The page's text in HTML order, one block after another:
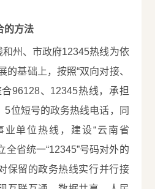
的方法
州、市政府12345热线为依
的基础上，按照“双向对接、
96128、12345热线，承担
5位短号的政务热线电话，同
业单位热线，建设“云南省
全省统一“12345”号码对外的
保留的政务热线实行并行接